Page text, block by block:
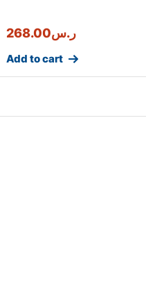
ر.س268.00
Add to cart